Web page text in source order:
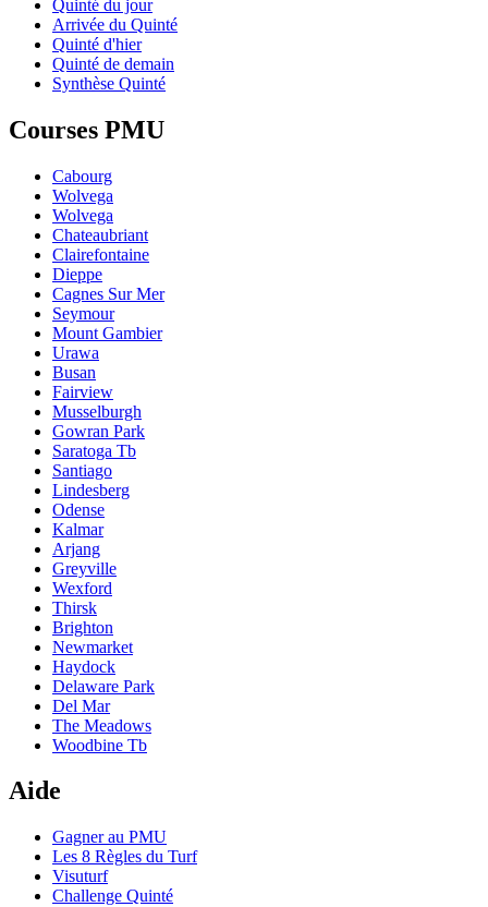
Quinté du jour
Arrivée du Quinté
Quinté d'hier
Quinté de demain
Synthèse Quinté
Courses PMU
Cabourg
Wolvega
Wolvega
Chateaubriant
Clairefontaine
Dieppe
Cagnes Sur Mer
Seymour
Mount Gambier
Urawa
Busan
Fairview
Musselburgh
Gowran Park
Saratoga Tb
Santiago
Lindesberg
Odense
Kalmar
Arjang
Greyville
Wexford
Thirsk
Brighton
Newmarket
Haydock
Delaware Park
Del Mar
The Meadows
Woodbine Tb
Aide
Gagner au PMU
Les 8 Règles du Turf
Visuturf
Challenge Quinté